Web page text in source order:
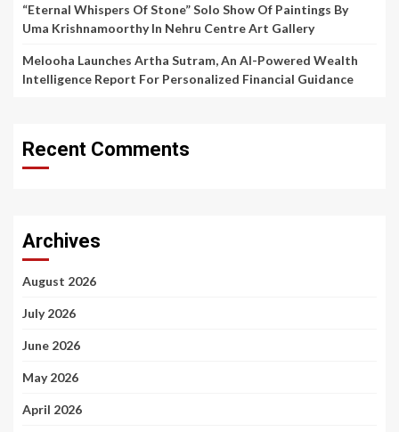
“Eternal Whispers Of Stone” Solo Show Of Paintings By
Uma Krishnamoorthy In Nehru Centre Art Gallery
Melooha Launches Artha Sutram, An AI-Powered Wealth
Intelligence Report For Personalized Financial Guidance
Recent Comments
Archives
August 2026
July 2026
June 2026
May 2026
April 2026